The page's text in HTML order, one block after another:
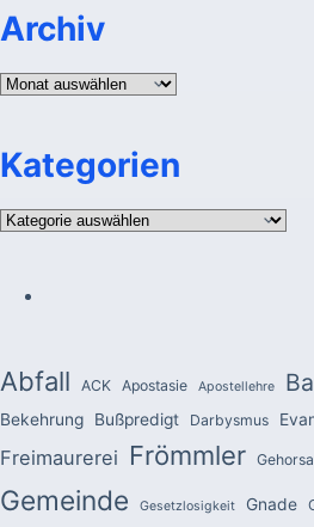
Archiv
Archiv
Kategorien
Kategorien
Abfall ACK Apostasie Apostellehre
Bekehrung Bußpredigt Darbysmus
Freimaurerei Frömmler
Gemeinde Gesetzlosigkeit Gnade